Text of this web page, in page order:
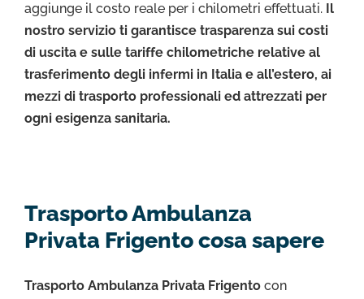
aggiunge il costo reale per i chilometri effettuati. Il
nostro servizio ti garantisce trasparenza sui costi
di uscita e sulle tariffe chilometriche relative al
trasferimento degli infermi in Italia e all’estero, ai
mezzi di trasporto professionali ed attrezzati per
ogni esigenza sanitaria.
Trasporto Ambulanza
Privata Frigento cosa sapere
Trasporto Ambulanza Privata Frigento con